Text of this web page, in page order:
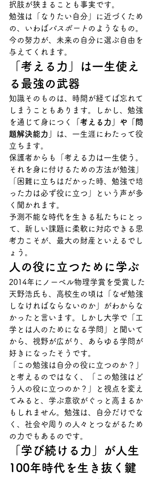
択肢が狭まることも事実です。
勉強は「なりたい自分」に近づくため
の、いわばパスポート のようなもの。
今の努力が、未来の自分に選ぶ自由を
与えてくれます。
「考える力」は一生使え
る最強の武器
知識そのものは、時間が経てば忘れて
しまうこともあります。しかし、勉強
を通じて身につく
「考える力」や「問
題解決能力」
は、一生涯にわたって役
立ちます。
保護者からも「考える力は一生使う。
それを身に付けるための方法が勉強」
「困難に立ちはだかった時、勉強で培
った力は必ず役に立つ」という声が多
く聞かれます。
予測不能な時代を生きる私たちにとっ
て、新しい課題に柔軟に対応できる思
考力こそが、最大の財産といえるでし
ょう。
人の役に立つために学ぶ
2014年にノーベル物理学賞を受賞した
天野浩氏も、高校生の頃は「なぜ勉強
しなければならないのか」がわからな
かったと言います。しかし大学で「工
学とは人のためになる学問」と聞いて
から、視野が広がり、あらゆる学問が
好きになったそうです。
「この勉強は自分の役に立つのか？」
と考えるのではなく、「この勉強はど
う人の役に立つのか？」と視点を変え
てみると、学ぶ意欲がぐっと高まるか
もしれません。勉強は、自分だけでな
く、社会や周りの人々とつながるため
の力でもあるのです。
「学び続ける力」が人生
100年時代を生き抜く鍵